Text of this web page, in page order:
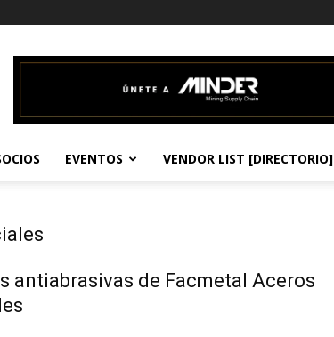
EVENTOS VENDOR LIST [DIRECTORIO]
antiabrasivas de Facmetal Aceros